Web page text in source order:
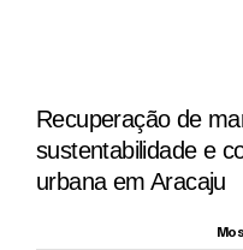
Recuperação de
sustentabilidade e
urbana em Aracaju